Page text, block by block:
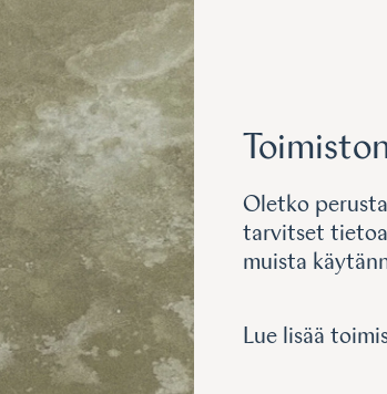
Oletko
tarvitset
muista
Lue lisää